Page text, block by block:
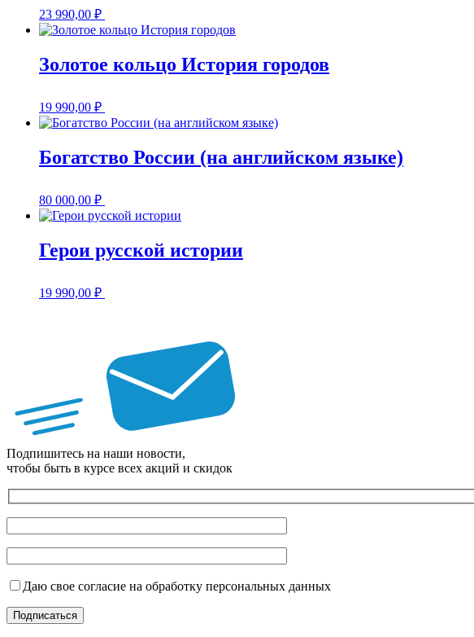
23 990,00 ₽
Золотое кольцо История городов
19 990,00 ₽
Богатство России (на английском языке)
80 000,00 ₽
Герои русской истории
19 990,00 ₽
Подпишитесь на наши новости,
чтобы быть в курсе всех акций и скидок
Даю свое согласие на обработку персональных данных